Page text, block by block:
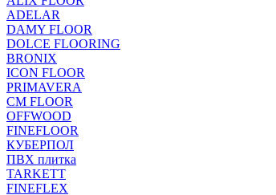
ADELAR
DAMY FLOOR
DOLCE FLOORING
BRONIX
ICON FLOOR
PRIMAVERA
CM FLOOR
OFFWOOD
FINEFLOOR
КУБЕРПОЛ
ПВХ плитка
TARKETT
FINEFLEX